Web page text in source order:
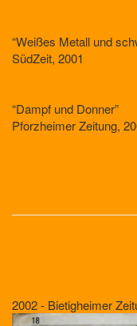
“Weißes Metall und
SüdZeit, 2001
“Dampf und Donner”
Pforzheimer Zeitung,
2002 - Bietigheimer